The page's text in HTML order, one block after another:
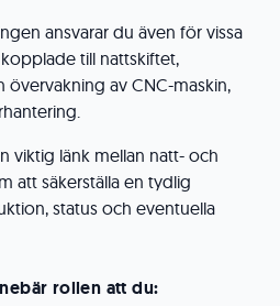
ansvarar du även för vissa
till nattskiftet,
av CNC-maskin,
viktig länk mellan natt- och
att säkerställa en tydlig
status och eventuella
rollen att du: